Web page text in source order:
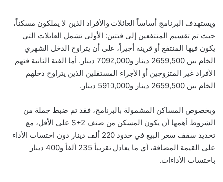
ويستهدف البرنامج أساساً العائلات والأفراد الذين لا يملكون مسكناً،
حيث تم تقسيم المنتفعين إلى فئتين: الأولى تشمل العائلات التي
يكون فيها المنتفع أو قرينه أجيراً، على أن يتراوح الدخل الشهري
الخام بين 2659,500 دينار و7092,000 دينار. أما الفئة الثانية فتهم
الأفراد غير المتزوجين أو الأجراء المستقلين الذين يتراوح دخلهم
الخام بين 2659,500 دينار و5910,000 دينار.
وبخصوص المساكن المشمولة بالبرنامج، فقد تم ضبط جملة من
الشروط أهمها أن يكون المسكن من صنف S+2 على الأقل، مع
تحديد سقف سعر البيع في حدود 220 ألف دينار دون احتساب الأداء
على القيمة المضافة، أي ما يعادل تقريباً 235 ألفاً و400 دينار
باحتساب الأداءات.